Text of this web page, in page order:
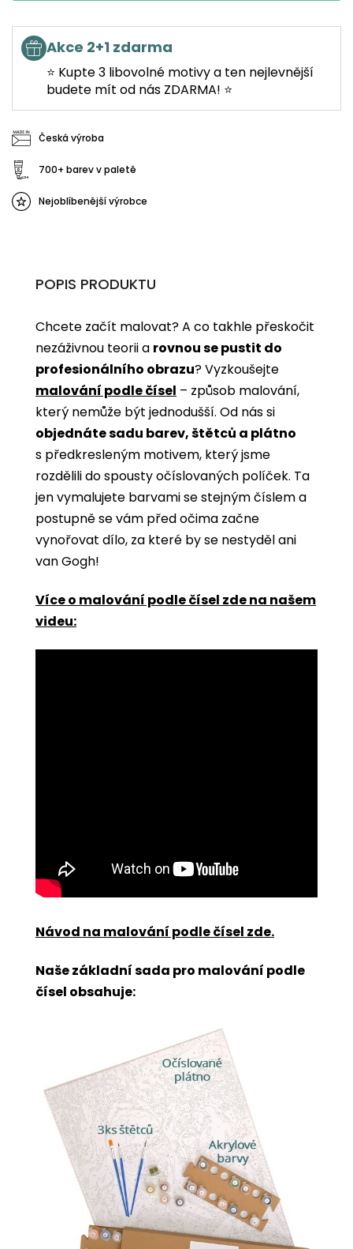
Akce 2+1 zdarma
⭐ Kupte 3 libovolné motivy a ten nejlevnější
budete mít od nás ZDARMA! ⭐
Česká výroba
700+ barev v paletě
Nejoblíbenější výrobce
POPIS PRODUKTU
Chcete začít malovat? A co takhle přeskočit
nezáživnou teorii a rovnou se pustit do
profesionálního obrazu? Vyzkoušejte
malování podle čísel ­­– způsob malování,
který nemůže být jednodušší. Od nás si
objednáte sadu barev, štětců a plátno
s předkresleným motivem, který jsme
rozdělili do spousty očíslovaných políček. Ta
jen vymalujete barvami se stejným číslem a
postupně se vám před očima začne
vynořovat dílo, za které by se nestyděl ani
van Gogh!
Více o malování podle čísel zde na našem
videu:
Návod na malování podle čísel zde.
Naše základní sada pro malování podle
čísel obsahuje: